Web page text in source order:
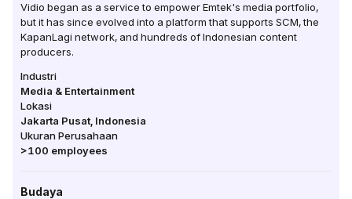
Vidio began as a service to empower Emtek's media portfolio,
but it has since evolved into a platform that supports SCM, the
KapanLagi network, and hundreds of Indonesian content
producers.
Industri
Media & Entertainment
Lokasi
Jakarta Pusat Indonesia
Ukuran Perusahaan
>100 employees
Budaya